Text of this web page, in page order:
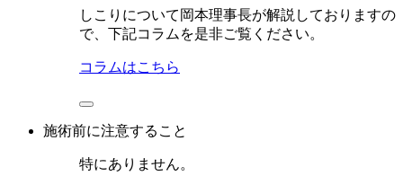
しこりについて岡本理事長が解説しておりますの
で、下記コラムを是非ご覧ください。
コラムはこちら
施術前に注意すること
特にありません。